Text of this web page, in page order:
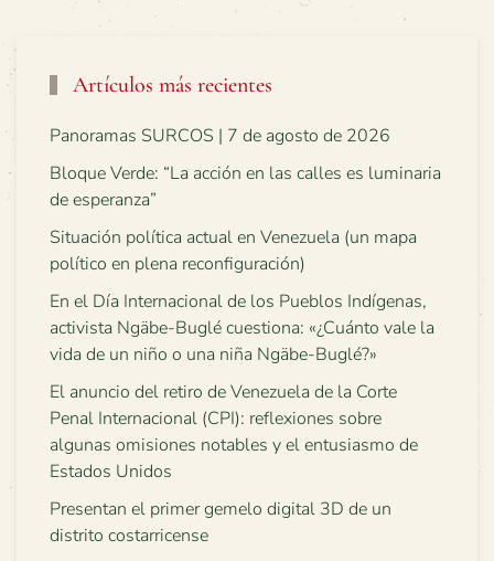
Artículos más recientes
Panoramas SURCOS | 7 de agosto de 2026
Bloque Verde: “La acción en las calles es luminaria
de esperanza”
Situación política actual en Venezuela (un mapa
político en plena reconfiguración)
En el Día Internacional de los Pueblos Indígenas,
activista Ngäbe-Buglé cuestiona: «¿Cuánto vale la
vida de un niño o una niña Ngäbe-Buglé?»
El anuncio del retiro de Venezuela de la Corte
Penal Internacional (CPI): reflexiones sobre
algunas omisiones notables y el entusiasmo de
Estados Unidos
Presentan el primer gemelo digital 3D de un
distrito costarricense